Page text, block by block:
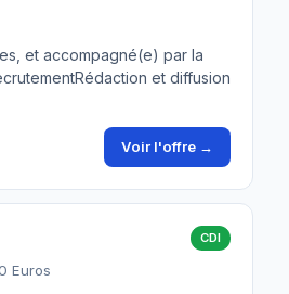
et accompagné(e) par la
et diffusion
Voir l'offre →
CDI
Euros